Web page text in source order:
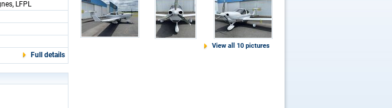
LFPL
Full details
View all 10 pictures